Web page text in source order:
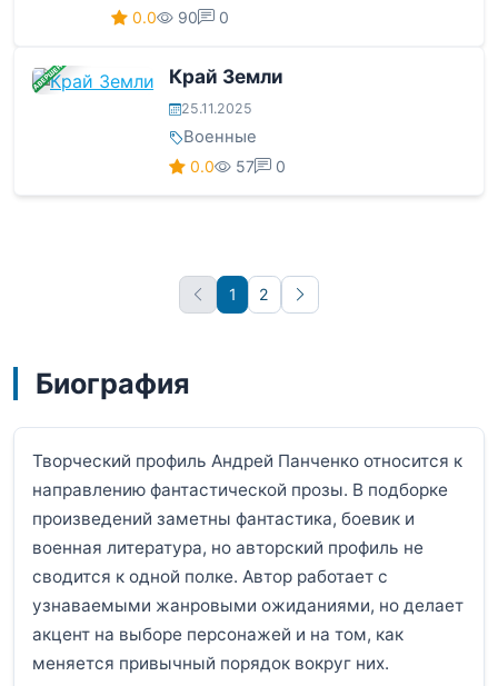
0.0 90 0
ЗАВЕРШЕНА Край Земли
25.11.2025
Военные
0.0 57 0
1 2
Вперёд
Биография
Творческий профиль Андрей Панченко относится к
направлению фантастической прозы. В подборке
произведений заметны фантастика, боевик и
военная литература, но авторский профиль не
сводится к одной полке. Автор работает с
узнаваемыми жанровыми ожиданиями, но делает
акцент на выборе персонажей и на том, как
меняется привычный порядок вокруг них.